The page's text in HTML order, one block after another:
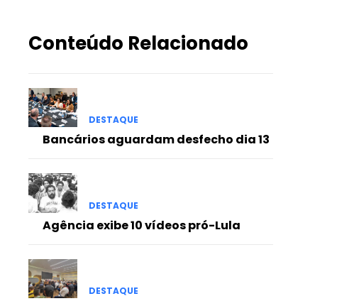
Conteúdo Relacionado
DESTAQUE
Bancários aguardam desfecho dia 13
DESTAQUE
Agência exibe 10 vídeos pró-Lula
DESTAQUE